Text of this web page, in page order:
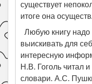
существует
итоге она
Любую книгу надо
выискивать для
интересную
Н.В. Гоголь читал
словари. А.С.